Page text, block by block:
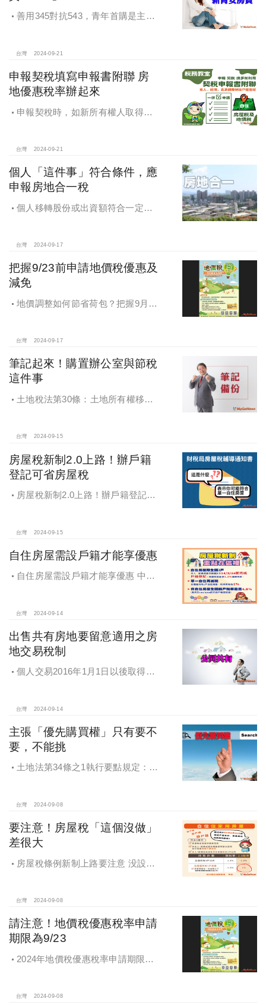
善用345對抗543，青年首購是主
市場回歸正軌，投資客無利可圖，是
台灣 2024-09-21
申報契稅填寫申報書附聯 房
地優惠稅率辦起來
申報契稅時，如新所有權人取得房
房屋稅及地價稅優惠稅率之申請。
台灣 2024-09-21
個人「這件事」符合條件，應
申報房地合一稅
個人移轉股份或出資額符合一定條
台灣 2024-09-17
把握9/23前申請地價稅優惠及
減免
地價調整如何節省荷包？把握9月23
台灣 2024-09-17
筆記起來！購置辦公室與節稅
這件事
土地稅法第30條：土地所有權移轉
台灣 2024-09-15
房屋稅新制2.0上路！辦戶籍
登記可省房屋稅
房屋稅新制2.0上路！辦戶籍登記可
台灣 2024-09-15
自住房屋需設戶籍才能享優惠
自住房屋需設戶籍才能享優惠 中市
台灣 2024-09-14
出售共有房地要留意適用之房
地交易稅制
個人交易2016年1月1日以後取得之
台灣 2024-09-14
主張「優先購買權」只有要不
要，不能挑
土地法第34條之1執行要點規定：部
之同一條件共同或單獨優先購買。
台灣 2024-09-08
要注意！房屋稅「這個沒做」
差很大
房屋稅條例新制上路要注意 没設戶
台灣 2024-09-08
請注意！地價稅優惠稅率申請
期限為9/23
2024年地價稅優惠稅率申請期限為9
台灣 2024-09-08